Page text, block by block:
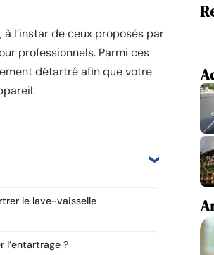
l’instar de ceux proposés par
professionnels. Parmi ces
détartré afin que votre
le lave-vaisselle
l’entartrage ?